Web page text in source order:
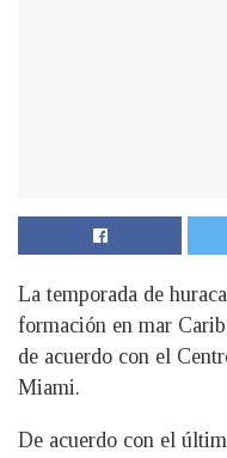
La temporada de
formación en mar
de acuerdo con el
Miami.
De acuerdo con el